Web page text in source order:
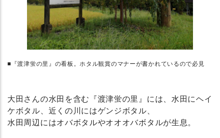
■『渡津蛍の里』の看板。ホタル観賞のマナーが書かれているので必見
大田さんの水田を含む『渡津蛍の里』には、水田にヘイ
ケボタル、近くの川にはゲンジボタル、
水田周辺にはオバボタルやオオオバボタルが生息。